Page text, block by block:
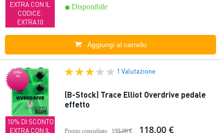
EXTRA CON IL
CODICE:
EXTRA10
Disponibile
Aggiungi al carrello
Offer
ta
10% DI SCONTO
EXTRA CON IL
1 Valutazione
(B-Stock) Trace Elliot Overdrive pedale
effetto
Prezzo consigliato 199,00 € 118,00 €